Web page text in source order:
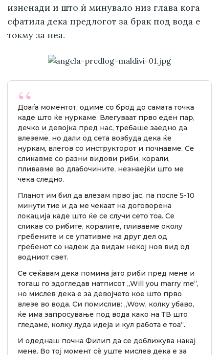
изненади и што ѝ минувало низ глава кога
сфатила дека предлогот за брак под вода е
токму за неа.
Доаѓа моментот, одиме со брод до самата точка
каде што ќе нуркаме. Влегуваат прво еден пар,
дечко и девојка пред нас, требаше заедно да
влеземе, но дали од сета возбуда дека ќе
нуркам, влегов со инструкторот и почнавме. Се
сликавме со разни видови риби, корали,
пливавме во длабочините, незнаејќи што ме
чека следно.
Планот им бил да влезам прво јас, па после 5-10
минути тие и да ме чекаат на договорена
локација каде што ќе се случи сето тоа. Се
сликав со рибите, коралите, пливавме околу
гребените и се упативме на друг дел од
гребенот со надеж да видам некој нов вид од
водниот свет.
Се сеќавам дека помина јато риби пред мене и
тогаш го здогледав натписот „Will you marry me“,
но мислев дека е за девојчето кое што прво
влезе во вода. Си помислив: „Wow, колку убаво,
ќе има запросување под вода како на ТВ што
гледаме, колку луда идеја и кул работа е тоа“.
И одеднаш почна Филип да се доближува накај
мене. Во тој момент сè уште мислев дека е за